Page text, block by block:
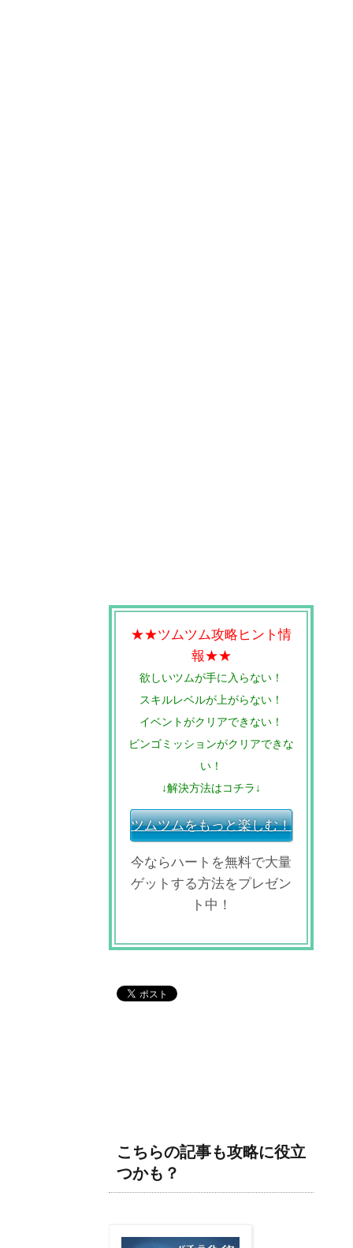
★★ツムツム攻略ヒント情
報★★
欲しいツムが手に入らない！
スキルレベルが上がらない！
イベントがクリアできない！
ビンゴミッションがクリアできな
い！
↓解決方法はコチラ↓
ツムツムをもっと楽しむ！
今ならハートを無料で大量
ゲットする方法をプレゼン
ト中！
こちらの記事も攻略に役立
つかも？